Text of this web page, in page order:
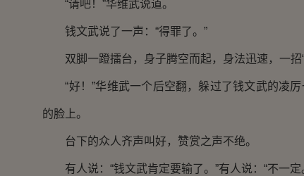
“请吧！”华维武说道。
钱文武说了一声：“得罪了。”
双脚一蹬擂台，身子腾空而起，身法迅速，一招“
“好！”华维武一个后空翻，躲过了钱文武的凌厉
的脸上。
台下的众人齐声叫好，赞赏之声不绝。
有人说：“钱文武肯定要输了。”有人说：“不一定